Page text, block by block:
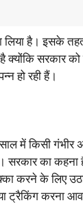
है। इसके
सरकार को
हो रही हैं।
में किसी गंभीर
सरकार का
करने के लिए
या ट्रैकिंग करना